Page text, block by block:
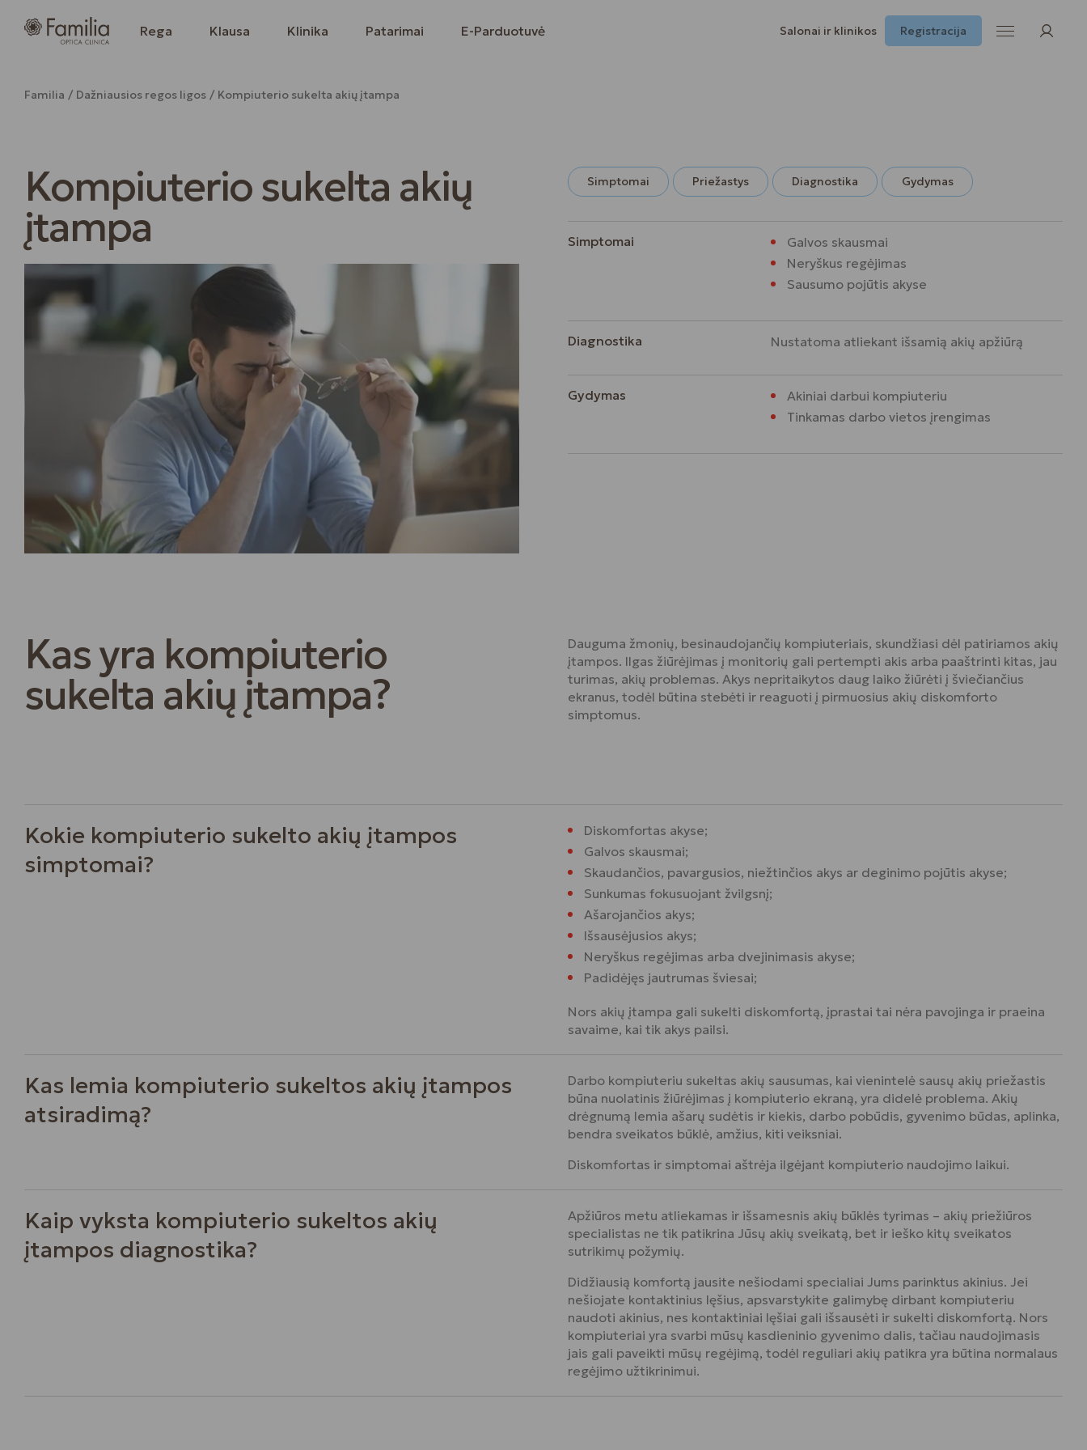
Rega Klausa Klinika Patarimai E-Parduotuvė Salonai ir klinikos Registracija
Familia Dažniausios regos ligos Kompiuterio sukelta akių įtampa
Kompiuterio sukelta akių
įtampa
Simptomai Priežastys Diagnostika Gydymas
Simptomai
Galvos skausmai
Neryškus regėjimas
Sausumo pojūtis akyse
Diagnostika Nustatoma atliekant išsamią akių apžiūrą
Gydymas
Akiniai darbui kompiuteriu
Tinkamas darbo vietos įrengimas
Kas yra kompiuterio
sukelta akių įtampa?
Dauguma žmonių, besinaudojančių kompiuteriais, skundžiasi dėl patiriamos akių
įtampos. Ilgas žiūrėjimas į monitorių gali pertempti akis arba paaštrinti kitas, jau
turimas, akių problemas. Akys nepritaikytos daug laiko žiūrėti į šviečiančius
ekranus, todėl būtina stebėti ir reaguoti į pirmuosius akių diskomforto
simptomus.
Kokie kompiuterio sukelto akių įtampos
simptomai?
Diskomfortas akyse;
Galvos skausmai;
Skaudančios, pavargusios, niežtinčios akys ar deginimo pojūtis akyse;
Sunkumas fokusuojant žvilgsnį;
Ašarojančios akys;
Išsausėjusios akys;
Neryškus regėjimas arba dvejinimasis akyse;
Padidėjęs jautrumas šviesai;
Nors akių įtampa gali sukelti diskomfortą, įprastai tai nėra pavojinga ir praeina
savaime, kai tik akys pailsi.
Kas lemia kompiuterio sukeltos akių įtampos
atsiradimą?
Darbo kompiuteriu sukeltas akių sausumas, kai vienintelė sausų akių priežastis
būna nuolatinis žiūrėjimas į kompiuterio ekraną, yra didelė problema. Akių
drėgnumą lemia ašarų sudėtis ir kiekis, darbo pobūdis, gyvenimo būdas, aplinka,
bendra sveikatos būklė, amžius, kiti veiksniai.
Diskomfortas ir simptomai aštrėja ilgėjant kompiuterio naudojimo laikui.
Kaip vyksta kompiuterio sukeltos akių
įtampos diagnostika?
Apžiūros metu atliekamas ir išsamesnis akių būklės tyrimas – akių priežiūros
specialistas ne tik patikrina Jūsų akių sveikatą, bet ir ieško kitų sveikatos
sutrikimų požymių.
Didžiausią komfortą jausite nešiodami specialiai Jums parinktus akinius. Jei
nešiojate kontaktinius lęšius, apsvarstykite galimybę dirbant kompiuteriu
naudoti akinius, nes kontaktiniai lęšiai gali išsausėti ir sukelti diskomfortą. Nors
kompiuteriai yra svarbi mūsų kasdieninio gyvenimo dalis, tačiau naudojimasis
jais gali paveikti mūsų regėjimą, todėl reguliari akių patikra yra būtina normalaus
regėjimo užtikrinimui.